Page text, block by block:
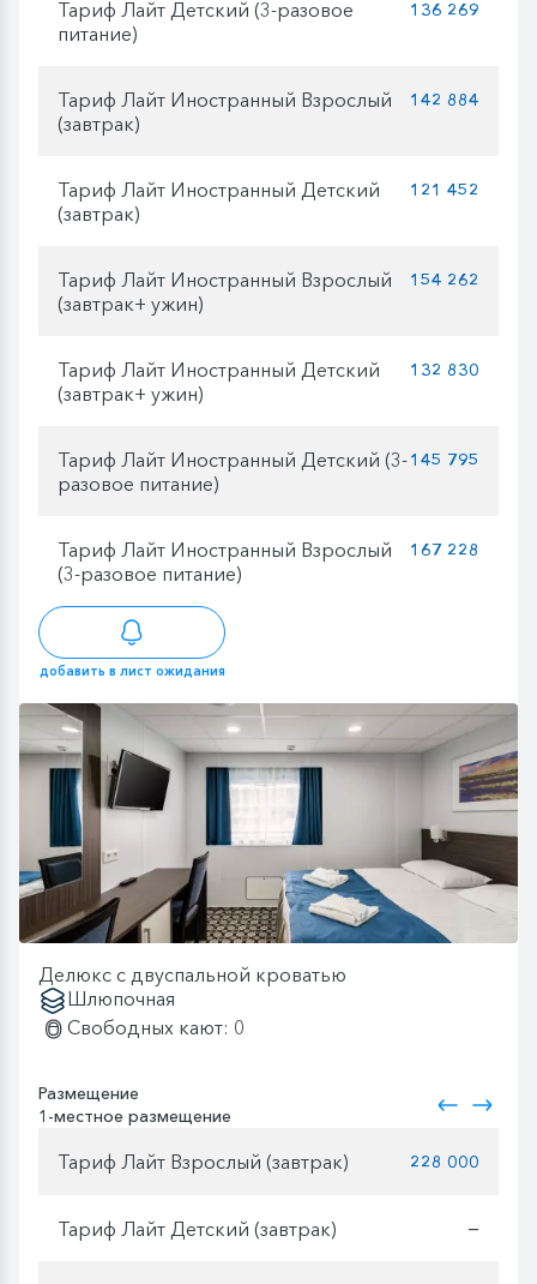
Тариф Лайт Детский (3-разовое
питание)
136 269
Тариф Лайт Иностранный Взрослый
(завтрак)
142 884
Тариф Лайт Иностранный Детский
(завтрак)
121 452
Тариф Лайт Иностранный Взрослый
(завтрак+ ужин)
154 262
Тариф Лайт Иностранный Детский
(завтрак+ ужин)
132 830
Тариф Лайт Иностранный Детский (3-
разовое питание)
145 795
Тариф Лайт Иностранный Взрослый
(3-разовое питание)
167 228
добавить в лист ожидания
Делюкс с двуспальной кроватью
Шлюпочная
Свободных кают: 0
Размещение
1-местное размещение
Тариф Лайт Взрослый (завтрак) 228 000
Тариф Лайт Детский (завтрак) —